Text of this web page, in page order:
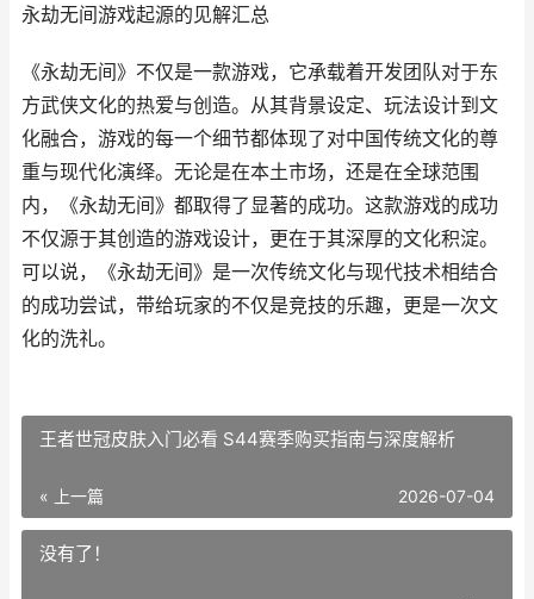
永劫无间游戏起源的见解汇总
《永劫无间》不仅是一款游戏，它承载着开发团队对于东
方武侠文化的热爱与创造。从其背景设定、玩法设计到文
化融合，游戏的每一个细节都体现了对中国传统文化的尊
重与现代化演绎。无论是在本土市场，还是在全球范围
内，《永劫无间》都取得了显著的成功。这款游戏的成功
不仅源于其创造的游戏设计，更在于其深厚的文化积淀。
可以说，《永劫无间》是一次传统文化与现代技术相结合
的成功尝试，带给玩家的不仅是竞技的乐趣，更是一次文
化的洗礼。
王者世冠皮肤入门必看 S44赛季购买指南与深度解析
« 上一篇 2026-07-04
没有了！